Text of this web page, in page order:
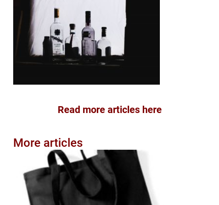
Read more articles here
More articles